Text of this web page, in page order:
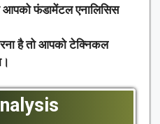
आपको फंडामेंटल एनालिसिस
है तो आपको टेक्निकल